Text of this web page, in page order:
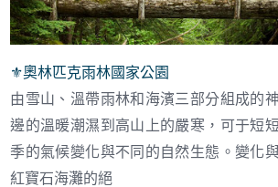
⚜︎奧林匹克雨林國家公園
由雪山、溫帶雨林和海濱三部分組成的
邊的溫暖潮濕到高山上的嚴寒，可于短
季的氣候變化與不同的自然生態。變化
紅寶石海灘的絕